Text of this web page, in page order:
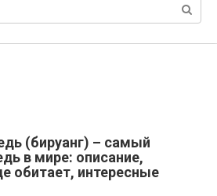
(бируанг) – самый
в мире: описание,
обитает, интересные